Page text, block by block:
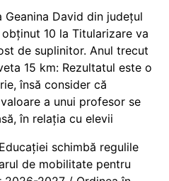
Geanina David din județul
10 la Titularizare va
de suplinitor. Anul trecut
15 km: Rezultatul este o
însă consider că
a unui profesor se
în relația cu elevii
schimbă regulile
de mobilitate pentru